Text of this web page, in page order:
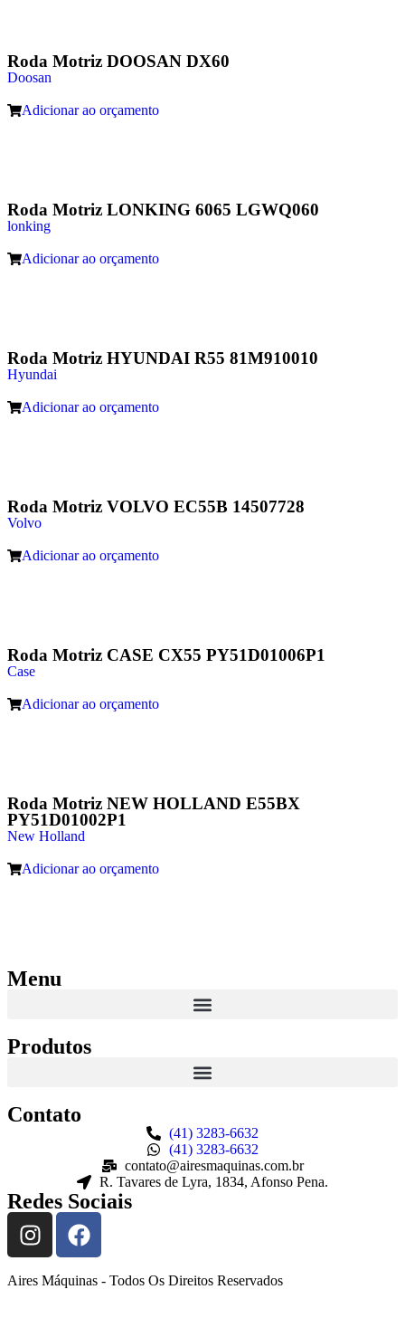
Roda Motriz DOOSAN DX60
Doosan
Adicionar ao orçamento
Roda Motriz LONKING 6065 LGWQ060
lonking
Adicionar ao orçamento
Roda Motriz HYUNDAI R55 81M910010
Hyundai
Adicionar ao orçamento
Roda Motriz VOLVO EC55B 14507728
Volvo
Adicionar ao orçamento
Roda Motriz CASE CX55 PY51D01006P1
Case
Adicionar ao orçamento
Roda Motriz NEW HOLLAND E55BX
PY51D01002P1
New Holland
Adicionar ao orçamento
Menu
Produtos
Contato
(41) 3283-6632
(41) 3283-6632
contato@airesmaquinas.com.br
R. Tavares de Lyra, 1834, Afonso Pena.
Redes Sociais
Aires Máquinas - Todos Os Direitos Reservados